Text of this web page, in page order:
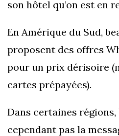
son hôtel qu’on est en
En Amérique du Sud,
proposent des offres
pour un prix dérisoire
cartes prépayées).
Dans certaines régions,
cependant pas la